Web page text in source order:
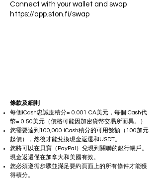
Connect with your wallet and swap
https://app.ston.fi/swap
條款及細則
每個iCash忠誠度積分= 0.001 CA美元，每個iCash代
幣= 0.50美元（價格可能因加密貨幣交易所而異。）
您需要達到100,000 iCash積分的可用餘額（100加元
起價），然後才能兌換現金返還和USDT。
您將可以在貝寶（PayPal）兌現到關聯的銀行帳戶。
現金返還僅在加拿大和美國有效。
您必須遵循步驟並滿足要約頁面上的所有條件才能獲
得積分。